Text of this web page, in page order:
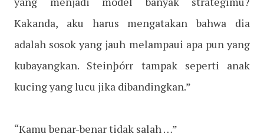
Kakanda, aku harus mengatakan bahwa dia
adalah sosok yang jauh melampaui apa pun yang
kubayangkan. Steinþórr tampak seperti anak
kucing yang lucu jika dibandingkan.”
“Kamu benar-benar tidak salah …”